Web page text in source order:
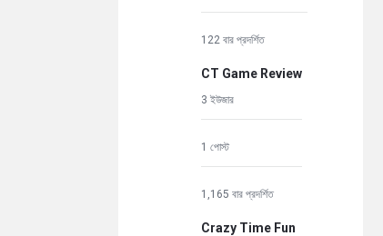
122 বার প্রদর্শিত
CT Game Review
3 ইউজার
1 পোস্ট
1,165 বার প্রদর্শিত
Crazy Time Fun